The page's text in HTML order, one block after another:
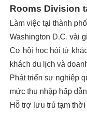
Rooms Division
Làm việc tại thành
Washington D.C. vài
Cơ hội học hỏi từ
khách du lịch và
Phát triển sự nghiệp
mức thu nhập hấp dẫn
Hỗ trợ lưu trú tạm